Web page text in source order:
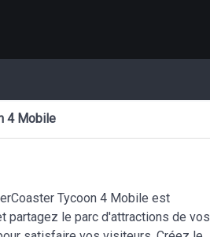
4 Mobile
Tycoon 4 Mobile est
partagez le parc d'attractions de vos